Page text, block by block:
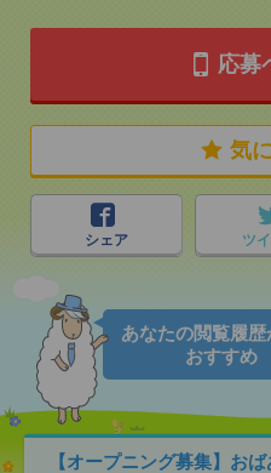
応募
気
シェア ツ
あなたの閲覧履歴
おすすめ
【オープニング募集】お